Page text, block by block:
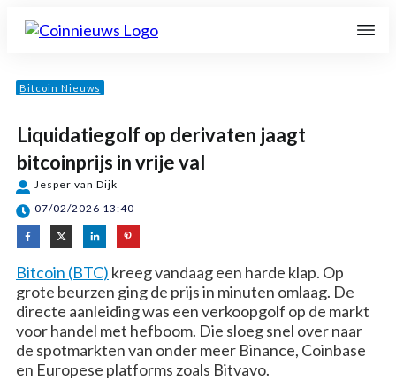
Bitcoin Nieuws
Liquidatiegolf op derivaten jaagt
bitcoinprijs in vrije val
Jesper van Dijk
07/02/2026 13:40
Bitcoin (BTC) kreeg vandaag een harde klap. Op
grote beurzen ging de prijs in minuten omlaag. De
directe aanleiding was een verkoopgolf op de markt
voor handel met hefboom. Die sloeg snel over naar
de spotmarkten van onder meer Binance, Coinbase
en Europese platforms zoals Bitvavo.